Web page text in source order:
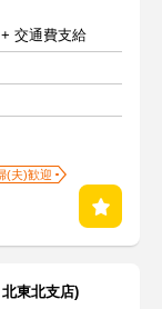
交通費支給
(夫)歓迎
東北支店)